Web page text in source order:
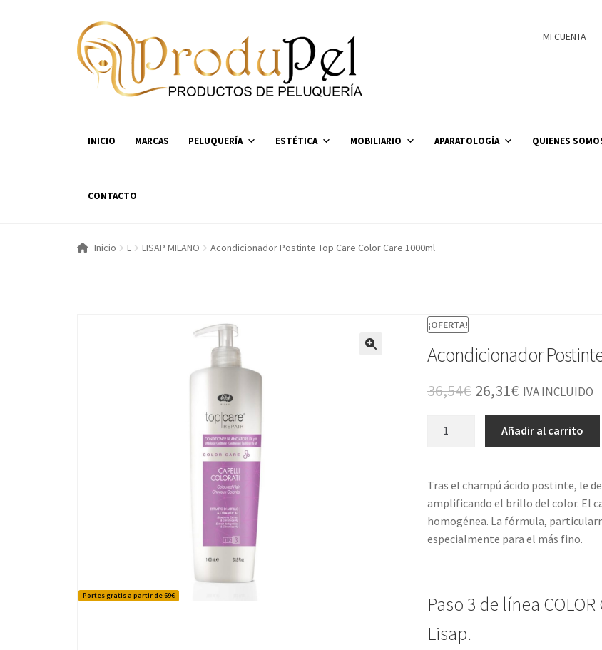
Ir
a
la
navegación
Ir
al
contenido
MI CUENTA
INICIO MARCAS PELUQUERÍA ESTÉTICA MOBILIARIO APARATOLOGÍA QUIENES
CONTACTO
Inicio L LISAP MILANO Acondicionador Postinte Top Care Color Care 1000ml
¡OFERTA!
Portes gratis a partir de 69€
Acondicionador
36,54€ El
precio
original
36,54€.
26,31€El
precio
actual
26,31€.
IVA INCLUIDO
Color
Care
1000ml
cantidad
Añadir al carrito
Tras el champú ácido postinte, le
amplificando el brillo del color. El
homogénea. La fórmula,
especialmente para el más fino.
Paso 3 de línea COLOR
Lisap.